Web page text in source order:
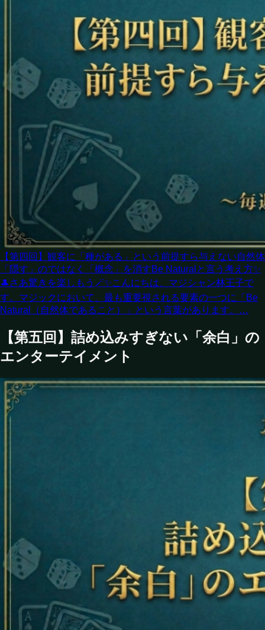
【第四回】観客に「種がある」という前提すら与えない自然体
「隠す」のではなく「概念」を消すBe Naturalと言う考え方✨
🎩さあ驚きを楽しもう🪄✨こんにちは、マジシャン林王子で
す。マジックにおいて、最も重要視される要素の一つに「Be
Natural（自然体であること）」という言葉があります。…
【第五回】詰め込みすぎない「余白」の
エンターテイメント